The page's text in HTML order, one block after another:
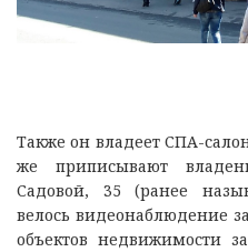
Также он владеет СПА-
же приписывают
Садовой, 35 (ранее
велось видеонаблюдение
объектов недвижимости